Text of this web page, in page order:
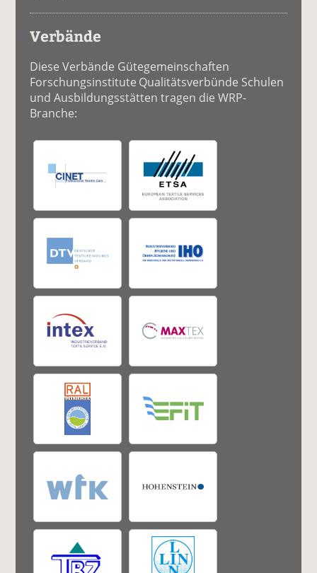
Verbände
Diese Verbände Gütegemeinschaften
Forschungsinstitute Qualitätsverbünde Schulen
und Ausbildungsstätten tragen die WRP-
Branche: